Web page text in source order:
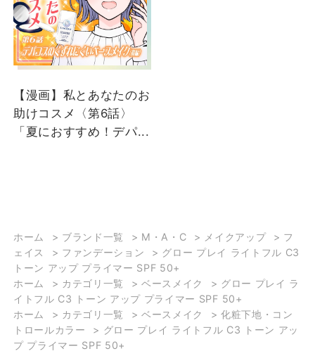
ー】DEPACO BA おすす
め！ まだまだ暑さが残る
この季節、化粧崩れ気に
なりませんか？🥵 今回は
地＆フェイスパウダーを
ご紹介します。 夏だけで
なく秋冬もお使いいただ
りの方法などを詳しく知
りたい方は ぜひ、
DEPACO オンラインカウ
ンセリングをご利用くだ
さいね！ <a
href="https://depaco.daimaru-
matsuzakaya.jp/shop/pages/
のあるフレッシュピーチ
の2色。 ・79%スキンケ
ア成分*2。 ・
SPF50+/PA+++。国内最
高レベルのUVBプロテク
ション。 ぜひ店頭にてノ
【漫画】私とあなたのお
助けコスメ〈第6話〉
「夏におすすめ！デパ...
ホーム > ブランド一覧 > M・A・C > メイクアップ > フ
ェイス
> ファンデーション > グロー プレイ ライトフル C3
トーン アップ プライマー SPF 50+
ホーム
> カテゴリ一覧 >ベースメイク > グロー プレイ ラ
イトフル C3 トーン アップ プライマー SPF 50+
ホーム
> カテゴリ一覧 >ベースメイク >化粧下地・コン
トロールカラー
> グロー プレイ ライトフル C3 トーン アッ
プ プライマー SPF 50+